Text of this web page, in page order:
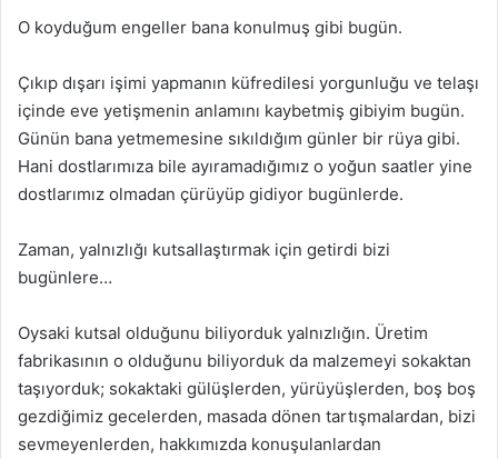
O koyduğum engeller bana konulmuş gibi bugün.
Çıkıp dışarı işimi yapmanın küfredilesi yorgunluğu ve telaşı
içinde eve yetişmenin anlamını kaybetmiş gibiyim bugün.
Günün bana yetmemesine sıkıldığım günler bir rüya gibi.
Hani dostlarımıza bile ayıramadığımız o yoğun saatler yine
dostlarımız olmadan çürüyüp gidiyor bugünlerde.
Zaman, yalnızlığı kutsallaştırmak için getirdi bizi
bugünlere…
Oysaki kutsal olduğunu biliyorduk yalnızlığın. Üretim
fabrikasının o olduğunu biliyorduk da malzemeyi sokaktan
taşıyorduk; sokaktaki gülüşlerden, yürüyüşlerden, boş boş
gezdiğimiz gecelerden, masada dönen tartışmalardan, bizi
sevmeyenlerden, hakkımızda konuşulanlardan